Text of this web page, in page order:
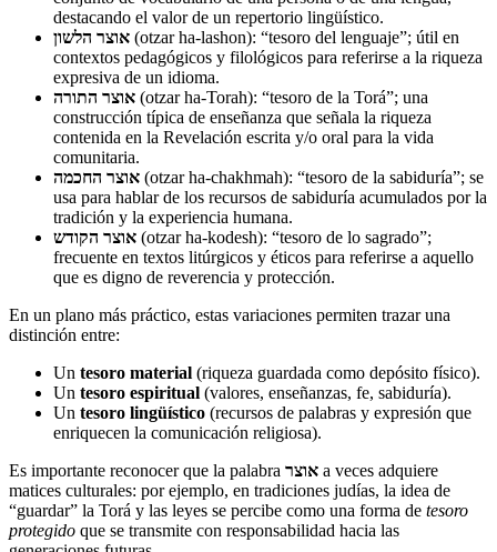
destacando el valor de un repertorio lingüístico.
אוצר הלשון (otzar ha-lashon): “tesoro del lenguaje”; útil en
contextos pedagógicos y filológicos para referirse a la riqueza
expresiva de un idioma.
אוצר התורה (otzar ha-Torah): “tesoro de la Torá”; una
construcción típica de enseñanza que señala la riqueza
contenida en la Revelación escrita y/o oral para la vida
comunitaria.
אוצר החכמה (otzar ha-chakhmah): “tesoro de la sabiduría”; se
usa para hablar de los recursos de sabiduría acumulados por la
tradición y la experiencia humana.
אוצר הקודש (otzar ha-kodesh): “tesoro de lo sagrado”;
frecuente en textos litúrgicos y éticos para referirse a aquello
que es digno de reverencia y protección.
En un plano más práctico, estas variaciones permiten trazar una
distinción entre:
Un tesoro material (riqueza guardada como depósito físico).
Un tesoro espiritual (valores, enseñanzas, fe, sabiduría).
Un tesoro lingüístico (recursos de palabras y expresión que
enriquecen la comunicación religiosa).
Es importante reconocer que la palabra אוצר a veces adquiere
matices culturales: por ejemplo, en tradiciones judías, la idea de
“guardar” la Torá y las leyes se percibe como una forma de tesoro
protegido que se transmite con responsabilidad hacia las